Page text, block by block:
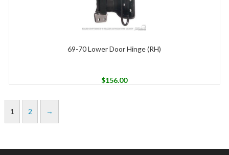
69-70 Lower Door Hinge (RH)
$156.00
1 2 →